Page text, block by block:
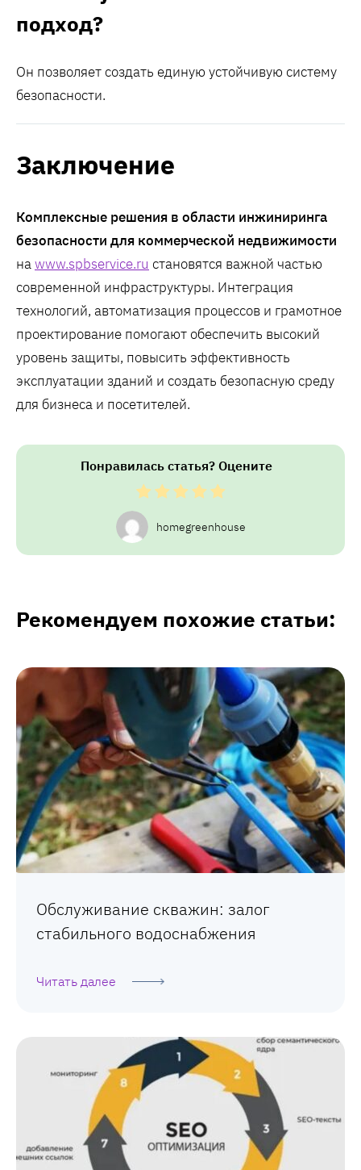
подход?
Он позволяет создать единую устойчивую систему
безопасности.
Заключение
Комплексные решения в области инжиниринга
безопасности для коммерческой недвижимости
наwww.spbservice.ru становятся важной частью
современной инфраструктуры. Интеграция
технологий, автоматизация процессов и грамотное
проектирование помогают обеспечить высокий
уровень защиты, повысить эффективность
эксплуатации зданий и создать безопасную среду
для бизнеса и посетителей.
Понравилась статья? Оцените
homegreenhouse
Рекомендуем похожие статьи:
Обслуживание скважин: залог
стабильного водоснабжения
Читать далее